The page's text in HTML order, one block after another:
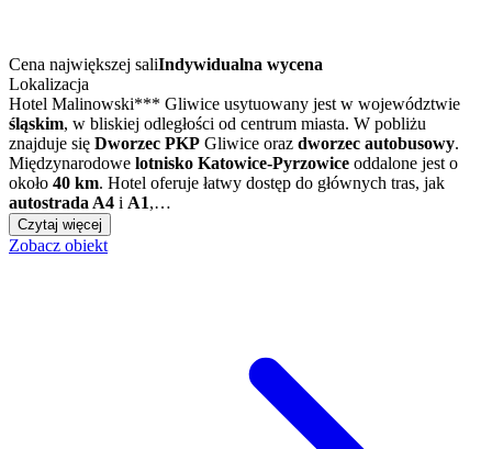
Cena największej saliIndywidualna wycena
Lokalizacja
Hotel Malinowski*** Gliwice usytuowany jest w województwie
śląskim, w bliskiej odległości od centrum miasta. W pobliżu
znajduje się Dworzec PKP Gliwice oraz dworzec autobusowy.
Międzynarodowe lotnisko Katowice-Pyrzowice oddalone jest o
około 40 km. Hotel oferuje łatwy dostęp do głównych tras, jak
autostrada A4 i A1,…
Czytaj więcej
Zobacz obiekt